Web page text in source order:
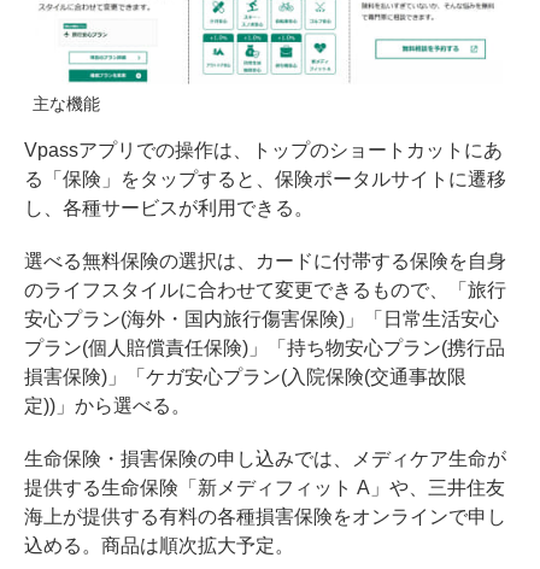
主な機能
Vpassアプリでの操作は、トップのショートカットにあ
る「保険」をタップすると、保険ポータルサイトに遷移
し、各種サービスが利用できる。
選べる無料保険の選択は、カードに付帯する保険を自身
のライフスタイルに合わせて変更できるもので、「旅行
安心プラン(海外・国内旅行傷害保険)」「日常生活安心
プラン(個人賠償責任保険)」「持ち物安心プラン(携行品
損害保険)」「ケガ安心プラン(入院保険(交通事故限
定))」から選べる。
生命保険・損害保険の申し込みでは、メディケア生命が
提供する生命保険「新メディフィット A」や、三井住友
海上が提供する有料の各種損害保険をオンラインで申し
込める。商品は順次拡大予定。